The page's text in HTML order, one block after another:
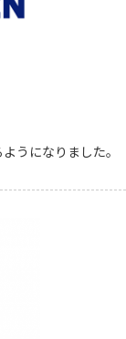
うになりました。